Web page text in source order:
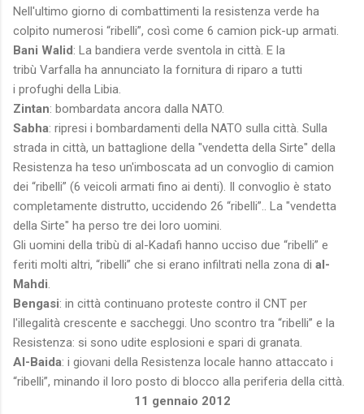
Nell'ultimo giorno di combattimenti la resistenza verde ha
colpito numerosi “ribelli”, così come 6 camion pick-up armati.
Bani Walid: La bandiera verde sventola in città. E la
tribù Varfalla ha annunciato la fornitura di riparo a tutti
i profughi della Libia.
Zintan: bombardata ancora dalla NATO.
Sabha: ripresi i bombardamenti della NATO sulla città. Sulla
strada in città, un battaglione della "vendetta della Sirte" della
Resistenza ha teso un'imboscata ad un convoglio di camion
dei “ribelli” (6 veicoli armati fino ai denti). Il convoglio è stato
completamente distrutto, uccidendo 26 “ribelli”.. La "vendetta
della Sirte" ha perso tre dei loro uomini.
Gli uomini della tribù di al-Kadafi hanno ucciso due “ribelli” e
feriti molti altri, “ribelli” che si erano infiltrati nella zona di al-
Mahdi
Bengasi: in città continuano proteste contro il CNT per
l'illegalità crescente e saccheggi. Uno scontro tra “ribelli” e la
Resistenza: si sono udite esplosioni e spari di granata.
Al-Baida: i giovani della Resistenza locale hanno attaccato i
“ribelli”, minando il loro posto di blocco alla periferia della città.
11 gennaio 2012